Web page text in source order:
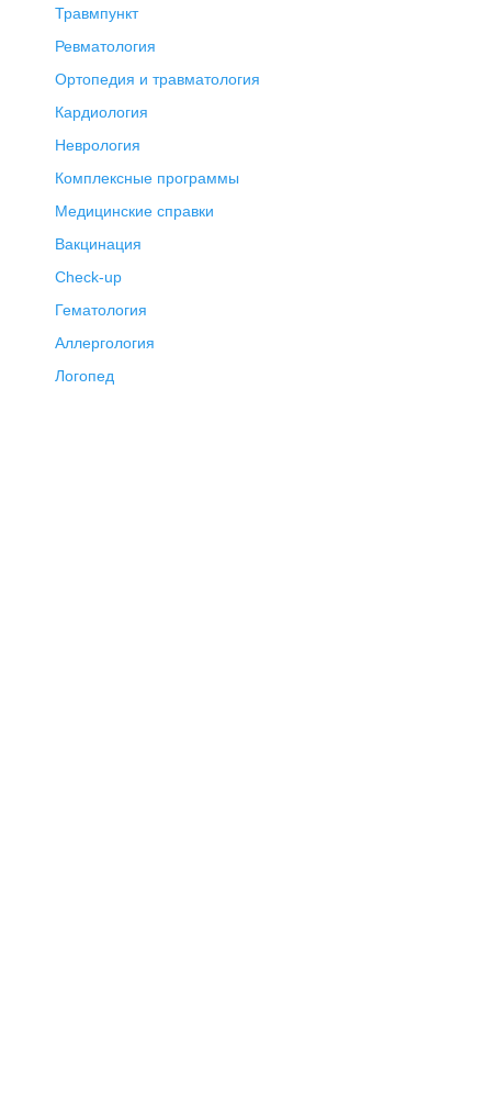
Травмпункт
Ревматология
Ортопедия и травматология
Кардиология
Неврология
Комплексные программы
Медицинские справки
Вакцинация
Check-up
Гематология
Аллергология
Логопед